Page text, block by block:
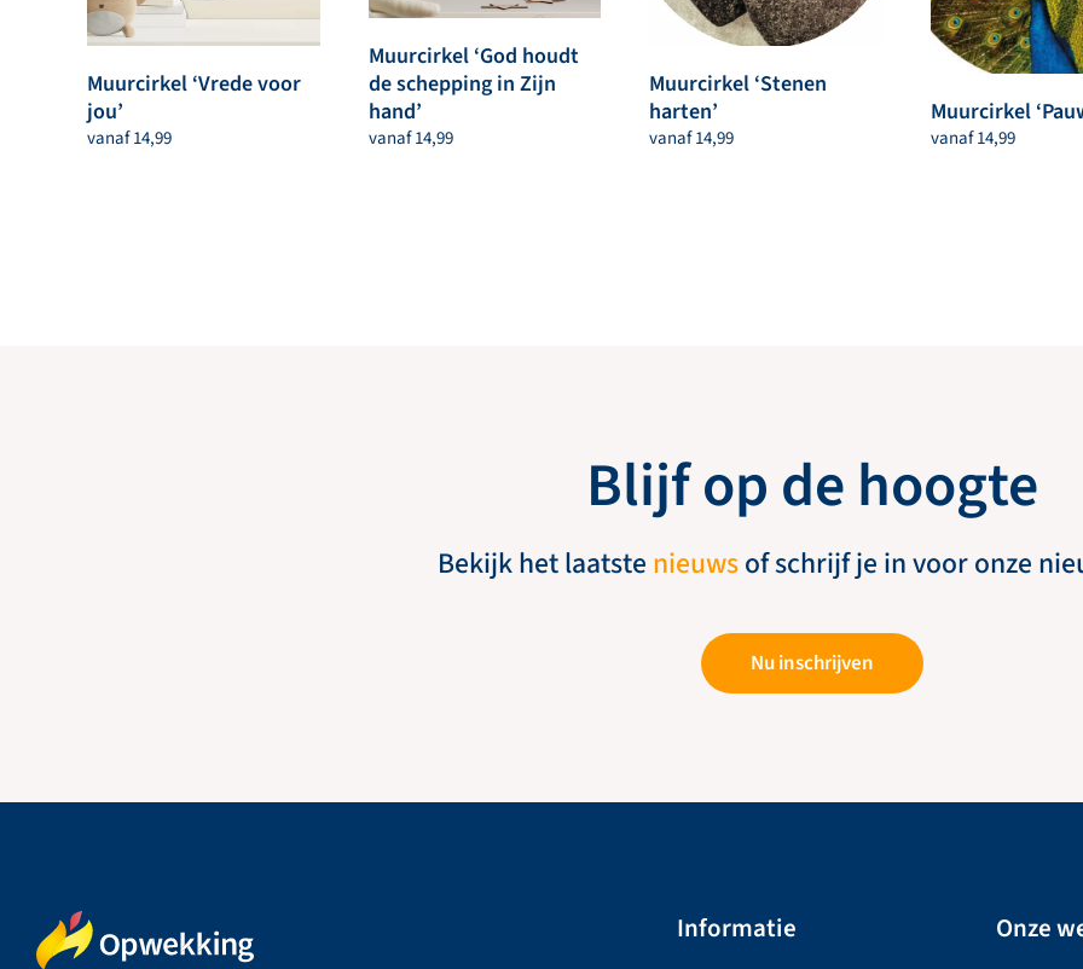
Muurcirkel ‘Vrede voor
jou’
vanaf14,99
Muurcirkel ‘God houdt
de schepping in Zijn
hand’
vanaf 14,99
Muurcirkel ‘Stenen
harten’
vanaf14,99
Muurcirkel
vanaf 14,99
Blijf op de hoogte
Bekijk het laatste nieuwsof schrijf je in voor onze
Nu inschrijven
Informatie Onze